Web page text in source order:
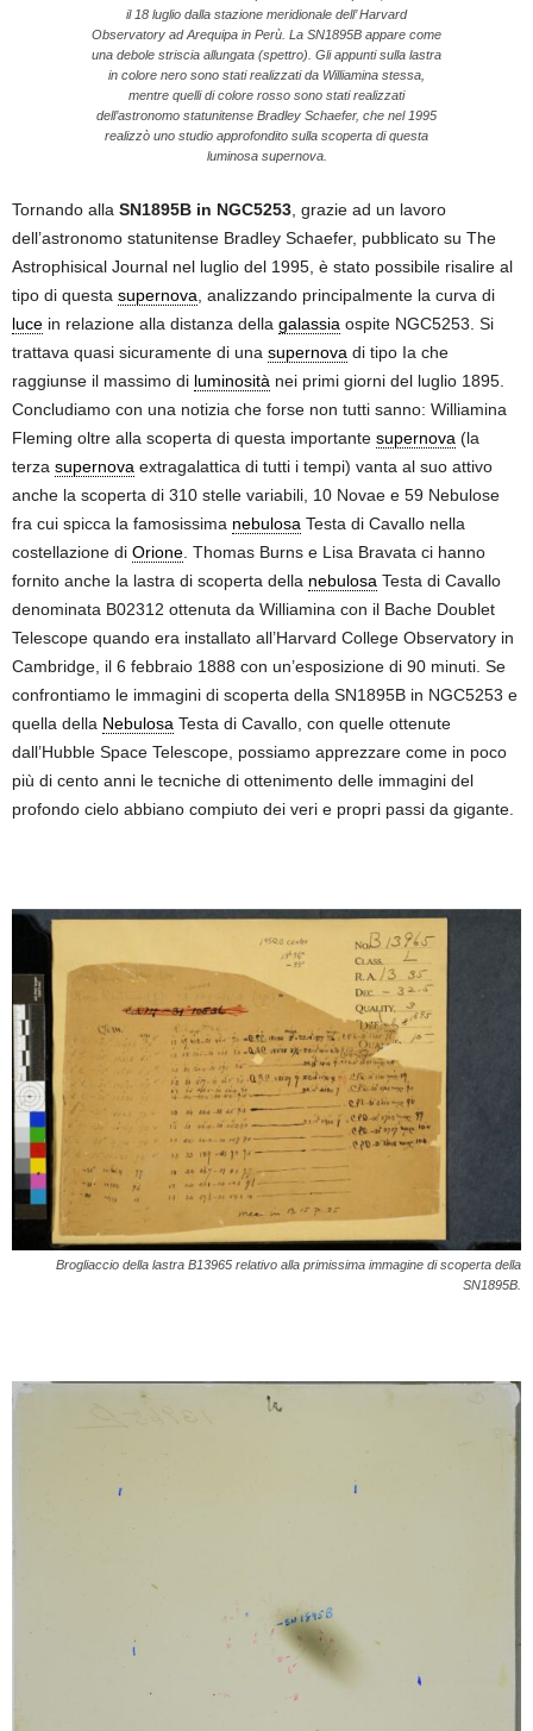
il 18 luglio dalla stazione meridionale dell’ Harvard
Observatory ad Arequipa in Perù. La SN1895B appare come
una debole striscia allungata (spettro). Gli appunti sulla lastra
in colore nero sono stati realizzati da Williamina stessa,
mentre quelli di colore rosso sono stati realizzati
dell’astronomo statunitense Bradley Schaefer, che nel 1995
realizzò uno studio approfondito sulla scoperta di questa
luminosa supernova.
Tornando alla SN1895B in NGC5253 , grazie ad un lavoro
dell’astronomo statunitense Bradley Schaefer, pubblicato su The
Astrophisical Journal nel luglio del 1995, è stato possibile risalire al
tipo di questa supernova , analizzando principalmente la curva di
luce in relazione alla distanza della galassia ospite NGC5253. Si
trattava quasi sicuramente di una supernova di tipo Ia che
raggiunse il massimo di luminosità nei primi giorni del luglio 1895.
Concludiamo con una notizia che forse non tutti sanno: Williamina
Fleming oltre alla scoperta di questa importante supernova (la
terza supernova extragalattica di tutti i tempi) vanta al suo attivo
anche la scoperta di 310 stelle variabili, 10 Novae e 59 Nebulose
fra cui spicca la famosissima nebulosa Testa di Cavallo nella
costellazione di Orione . Thomas Burns e Lisa Bravata ci hanno
fornito anche la lastra di scoperta della nebulosa Testa di Cavallo
denominata B02312 ottenuta da Williamina con il Bache Doublet
Telescope quando era installato all’Harvard College Observatory in
Cambridge, il 6 febbraio 1888 con un’esposizione di 90 minuti. Se
confrontiamo le immagini di scoperta della SN1895B in NGC5253 e
quella della Nebulosa Testa di Cavallo, con quelle ottenute
dall’Hubble Space Telescope, possiamo apprezzare come in poco
più di cento anni le tecniche di ottenimento delle immagini del
profondo cielo abbiano compiuto dei veri e propri passi da gigante.
Brogliaccio della lastra B13965 relativo alla primissima immagine di scoperta della
SN1895B.